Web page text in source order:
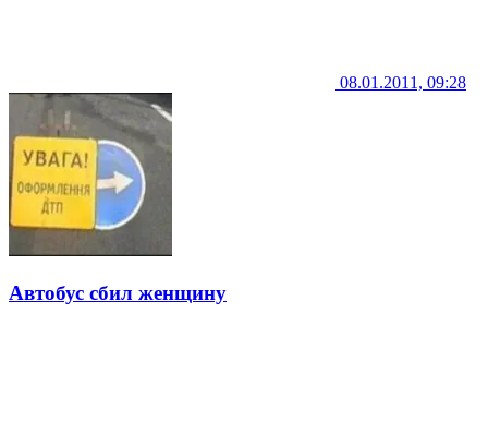
08.01.2011, 09:28
Автобус сбил женщину